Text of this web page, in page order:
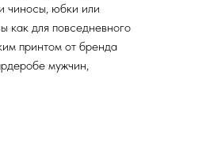
чиносы, юбки или
как для повседневного
принтом от бренда
мужчин,